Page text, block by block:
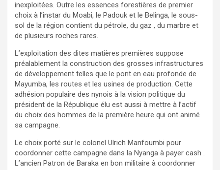
inexploitées. Outre les essences forestières de premier
choix à l’instar du Moabi, le Padouk et le Belinga, le sous-
sol de la région contient du pétrole, du gaz , du marbre et
de plusieurs roches rares.
L’exploitation des dites matières premières suppose
préalablement la construction des grosses infrastructures
de développement telles que le pont en eau profonde de
Mayumba, les routes et les usines de production. Cette
adhésion populaire des nynois à la vision politique du
président de la République élu est aussi à mettre à l’actif
du choix des hommes de la première heure qui ont animé
sa campagne.
Le choix porté sur le colonel Ulrich Manfoumbi pour
coordonner cette campagne dans la Nyanga à payer cash .
L’ancien Patron de Baraka en bon militaire à coordonner